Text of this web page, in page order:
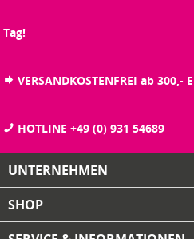
Tag!
VERSANDKOSTENFREI ab 300,-
HOTLINE +49 (0) 931 54689
UNTERNEHMEN
SHOP